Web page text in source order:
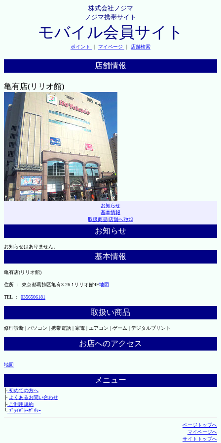
株式会社ノジマ
ノジマ携帯サイト
モバイル会員サイト
ポイント ｜ マイページ ｜ 店舗検索
店舗情報
亀有店(リリオ館)
お知らせ
基本情報
取扱商品|店舗へｱｸｾｽ
お知らせ
お知らせはありません。
基本情報
亀有店(リリオ館)
住所 ： 東京都葛飾区亀有3-26-1リリオ館4F地図
TEL ： 0356506181
取扱い商品
修理診断 | パソコン | 携帯電話 | 家電 | エアコン | ゲーム | デジタルプリント
お店へのアクセス
地図
メニュー
├初めての方へ
├ よくあるお問い合わせ
├ご利用規約
└ﾌﾟﾗｲﾊﾞｼｰﾎﾟﾘｼｰ
ページトップへ
マイページへ
サイトトップへ